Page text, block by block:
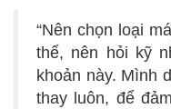
“Nên chọn loại
thế, nên hỏi kỹ
khoản này. Mình
thay luôn, để